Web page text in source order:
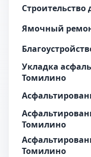
Ямочный
Укладка
Томилино
Томилино
Томилино